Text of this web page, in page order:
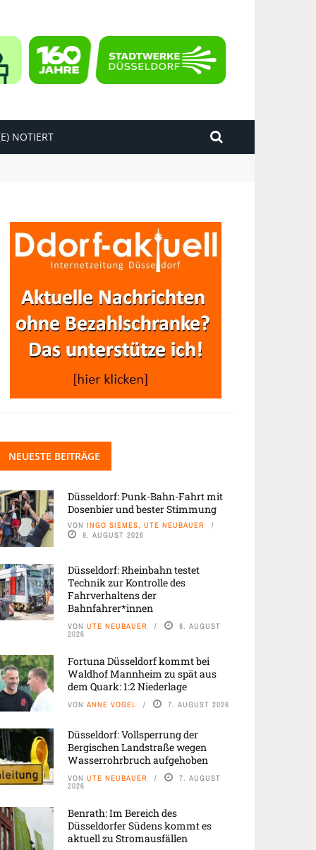
NOTIERT
NEUESTE BEITRÄGE
Düsseldorf: Punk-Bahn-Fahrt mit
Dosenbier und bester Stimmung
VON INGO SIEMES, UTE NEUBAUER
8. AUGUST 2026
Düsseldorf: Rheinbahn testet
Technik zur Kontrolle des
Fahrverhaltens der
Bahnfahrer*innen
VON UTE NEUBAUER 8. AUGUST
2026
Fortuna Düsseldorf kommt bei
Waldhof Mannheim zu spät aus
dem Quark: 1:2 Niederlage
VON ANNE VOGEL 7. AUGUST 2026
Düsseldorf: Vollsperrung der
Bergischen Landstraße wegen
Wasserrohrbruch aufgehoben
VON UTE NEUBAUER 7. AUGUST
2026
Benrath: Im Bereich des
Düsseldorfer Südens kommt es
aktuell zu Stromausfällen